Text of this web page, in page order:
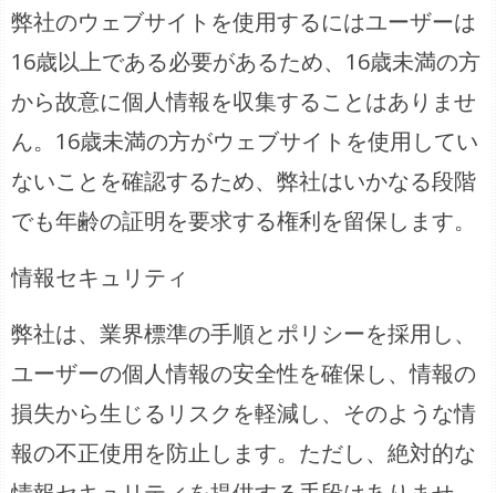
弊社のウェブサイトを使用するにはユーザーは
16歳以上である必要があるため、16歳未満の方
から故意に個人情報を収集することはありませ
ん。16歳未満の方がウェブサイトを使用してい
ないことを確認するため、弊社はいかなる段階
でも年齢の証明を要求する権利を留保します。
情報セキュリティ
弊社は、業界標準の手順とポリシーを採用し、
ユーザーの個人情報の安全性を確保し、情報の
損失から生じるリスクを軽減し、そのような情
報の不正使用を防止します。ただし、絶対的な